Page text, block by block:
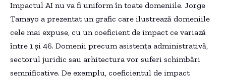
Impactul AI nu va fi uniform în toate domeniile. Jorge
Tamayo a prezentat un grafic care ilustrează domeniile
cele mai expuse, cu un coeficient de impact ce variază
între 1 și 46. Domenii precum asistența administrativă,
sectorul juridic sau arhitectura vor suferi schimbări
semnificative. De exemplu, coeficientul de impact